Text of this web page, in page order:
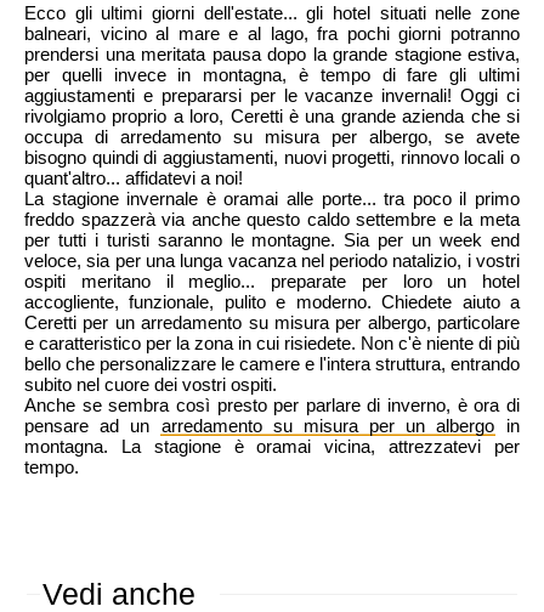
Ecco gli ultimi giorni dell'estate... gli hotel situati nelle zone
balneari, vicino al mare e al lago, fra pochi giorni potranno
prendersi una meritata pausa dopo la grande stagione estiva,
per quelli invece in montagna, è tempo di fare gli ultimi
aggiustamenti e prepararsi per le vacanze invernali! Oggi ci
rivolgiamo proprio a loro, Ceretti è una grande azienda che si
occupa di arredamento su misura per albergo, se avete
bisogno quindi di aggiustamenti, nuovi progetti, rinnovo locali o
quant'altro... affidatevi a noi!
La stagione invernale è oramai alle porte... tra poco il primo
freddo spazzerà via anche questo caldo settembre e la meta
per tutti i turisti saranno le montagne. Sia per un week end
veloce, sia per una lunga vacanza nel periodo natalizio, i vostri
ospiti meritano il meglio... preparate per loro un hotel
accogliente, funzionale, pulito e moderno. Chiedete aiuto a
Ceretti per un arredamento su misura per albergo, particolare
e caratteristico per la zona in cui risiedete. Non c'è niente di più
bello che personalizzare le camere e l'intera struttura, entrando
subito nel cuore dei vostri ospiti.
Anche se sembra così presto per parlare di inverno, è ora di
pensare ad un arredamento su misura per un albergo in
montagna. La stagione è oramai vicina, attrezzatevi per
tempo.
Vedi anche